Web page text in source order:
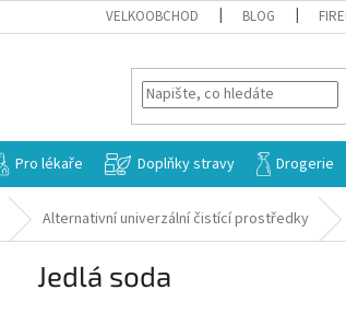
VELKOOBCHOD BLOG
Pro lékaře Doplňky stravy Drogerie
Alternativní univerzální čistící prostředky
Jedlá soda